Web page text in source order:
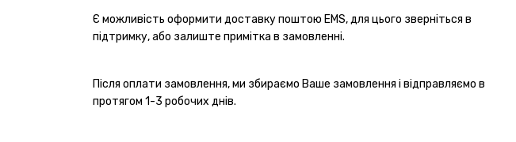
Є можливість оформити доставку поштою EMS, для цього зверніться в
підтримку, або залиште примітка в замовленні.
Після оплати замовлення, ми збираємо Ваше замовлення і відправляємо в
протягом 1-3 робочих днів.